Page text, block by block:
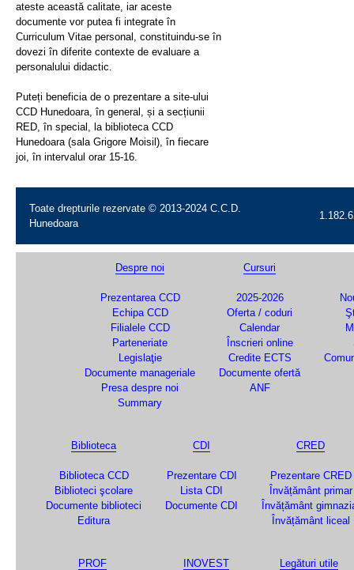
ateste această calitate, iar aceste
documente vor putea fi integrate în
Curriculum Vitae personal, constituindu-se în
dovezi în diferite contexte de evaluare a
personalului didactic.
Puteți beneficia de o prezentare a site-ului
CCD Hunedoara, în general, și a secțiunii
RED, în special, la biblioteca CCD
Hunedoara (sala Grigore Moisil), în fiecare
joi, în intervalul orar 15-16.
Toate drepturile rezervate © 2013-2024 C.C.D.
Hunedoara
Despre noi
Prezentarea CCD
Echipa CCD
Filialele CCD
Parteneriate
Legislaţie
Documente manageriale
Presa despre noi
Summary
Cursuri
2025-2026
Oferta / coduri
Calendar
Înscrieri online
Credite ECTS
Documente ofertă
ANF
Biblioteca
Biblioteca CCD
Biblioteci şcolare
Documente biblioteci
Editura
CDI
Prezentare CDI
Lista CDI
Documente CDI
CRED
Prezentare CRED
Învățământ primar
Învățământ
Învățământ liceal
PROF INOVEST Legături utile